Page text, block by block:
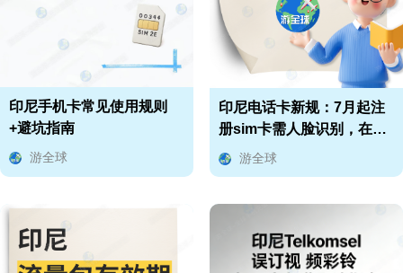
印尼手机卡常见使用规则
+避坑指南
游全球
印尼电话卡新规：7月起注
册sim卡需人脸识别，在印
尼的中国人必看！
游全球